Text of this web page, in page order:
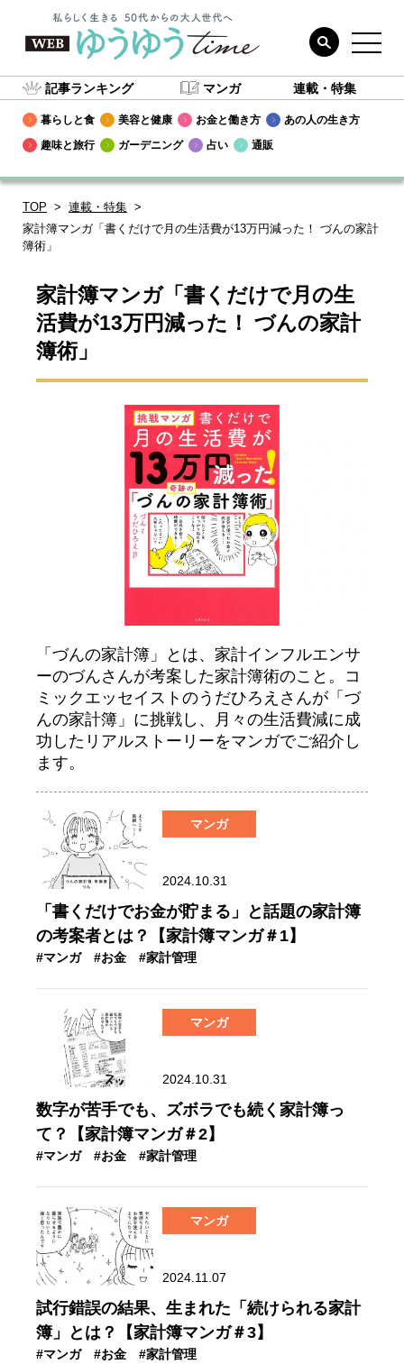
記事ランキング マンガ 連載・特集
暮らしと食 美容と健康 お金と働き方
あの人の生き方
趣味と旅行
ガーデニング 占い 通販
TOP
連載・特集
家計簿マンガ「書くだけで月の生活費が13万円減った！ づんの家計
簿術」
家計簿マンガ「書くだけで月の生
活費が13万円減った！ づんの家計
簿術」
「づんの家計簿」とは、家計インフルエンサ
ーのづんさんが考案した家計簿術のこと。コ
ミックエッセイストのうだひろえさんが「づ
んの家計簿」に挑戦し、月々の生活費減に成
功したリアルストーリーをマンガでご紹介し
ます。
マンガ
2024.10.31
「書くだけでお金が貯まる」と話題の家計簿
の考案者とは？【家計簿マンガ＃1】
#マンガ #お金 #家計管理
マンガ
2024.10.31
数字が苦手でも、ズボラでも続く家計簿っ
て？【家計簿マンガ＃2】
#マンガ #お金 #家計管理
マンガ
2024.11.07
試行錯誤の結果、生まれた「続けられる家計
簿」とは？【家計簿マンガ＃3】
#マンガ #お金 #家計管理